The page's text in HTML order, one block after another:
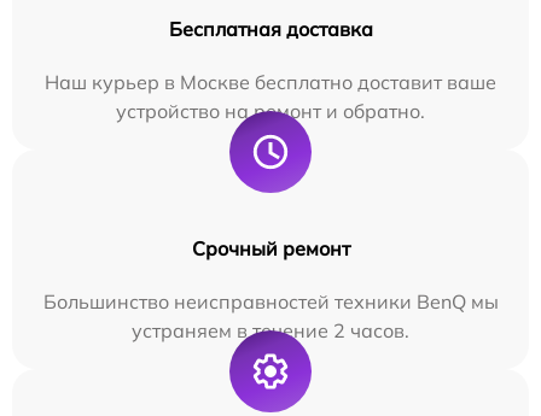
Бесплатная доставка
Наш курьер в Москве бесплатно доставит ваше
устройство на ремонт и обратно.
Срочный ремонт
Большинство неисправностей техники BenQ мы
устраняем в течение 2 часов.